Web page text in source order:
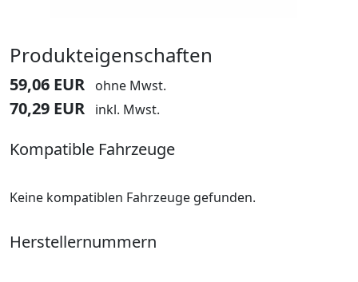
Produkteigenschaften
59,06 EUR ohne Mwst.
70,29 EUR inkl. Mwst.
Kompatible Fahrzeuge
Keine kompatiblen Fahrzeuge gefunden.
Herstellernummern